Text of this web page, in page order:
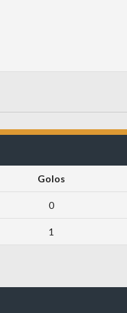
Golos
0
1